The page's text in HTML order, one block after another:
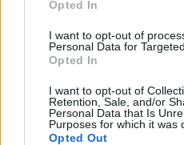
Opted In
I want to opt-out of
Personal Data for
Opted In
I want to opt-out of
Retention, Sale, and/or
Personal Data that Is
Purposes for which it was
Opted Out
έτοιμη την παραίτησή
πολιτική ευθύνη»